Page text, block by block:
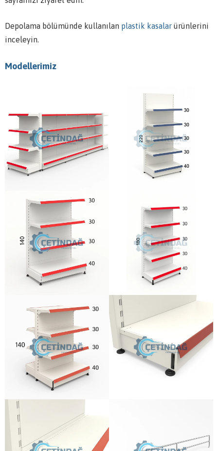
Depolama bölümünde kullanılan plastik kasalar ürünlerini
inceleyin.
Modellerimiz